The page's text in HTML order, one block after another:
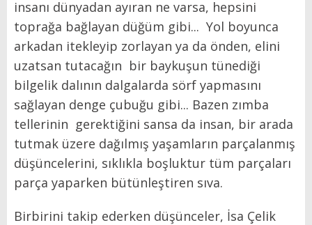
insanı dünyadan ayıran ne varsa, hepsini
toprağa bağlayan düğüm gibi... Yol boyunca
arkadan itekleyip zorlayan ya da önden, elini
uzatsan tutacağın bir baykuşun tünediği
bilgelik dalının dalgalarda sörf yapmasını
sağlayan denge çubuğu gibi... Bazen zımba
tellerinin gerektiğini sansa da insan, bir arada
tutmak üzere dağılmış yaşamların parçalanmış
düşüncelerini, sıklıkla boşluktur tüm parçaları
parça yaparken bütünleştiren sıva.
Birbirini takip ederken düşünceler, İsa Çelik